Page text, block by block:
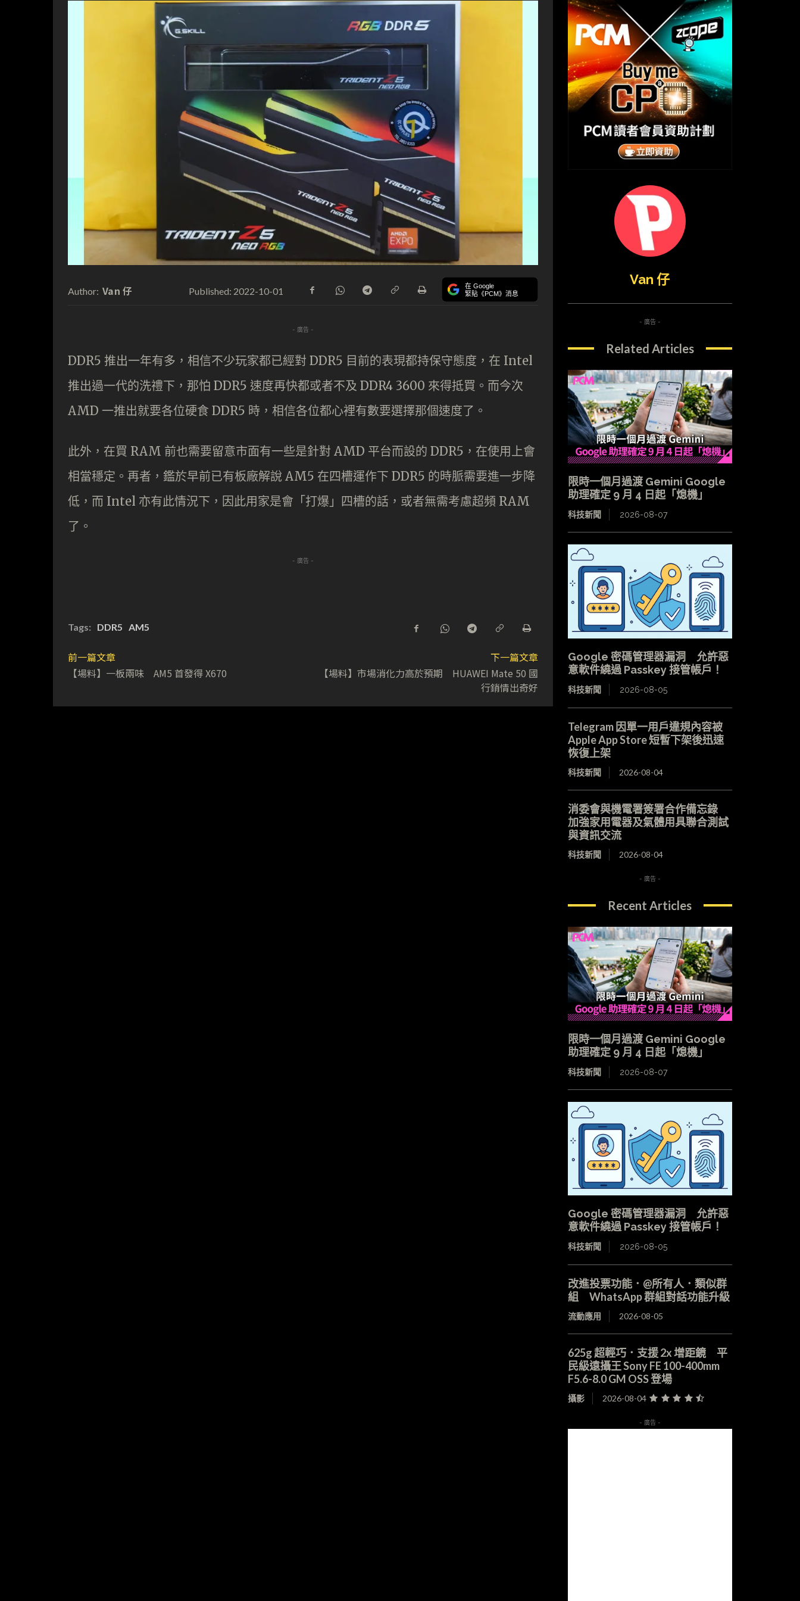
Author: Van 仔 Published: 2022-10-01 在 Google
緊貼《PCM》消息
- 廣告 -
DDR5 推出一年有多，相信不少玩家都已經對 DDR5 目前的表現都持保守態度，在 Intel
推出過一代的洗禮下，那怕 DDR5 速度再快都或者不及 DDR4 3600 來得抵買。而今次
AMD 一推出就要各位硬食 DDR5 時，相信各位都心裡有數要選擇那個速度了。
此外，在買 RAM 前也需要留意市面有一些是針對 AMD 平台而設的 DDR5，在使用上會
相當穩定。再者，鑑於早前已有板廠解說 AM5 在四槽運作下 DDR5 的時脈需要進一步降
低，而 Intel 亦有此情況下，因此用家是會「打爆」四槽的話，或者無需考慮超頻 RAM
了。
- 廣告 -
Tags: DDR5 AM5
前一篇文章
【場料】一板兩味 AM5 首發得 X670
下一篇文章
【場料】市場消化力高於預期 HUAWEI Mate 50 國
行銷情出奇好
Van 仔
- 廣告 -
Related Articles
限時一個月過渡 Gemini Google
助理確定 9 月 4 日起「熄機」
科技新聞 2026-08-07
Google 密碼管理器漏洞 允許惡
意軟件繞過 Passkey 接管帳戶！
科技新聞 2026-08-05
Telegram 因單一用戶違規內容被
Apple App Store 短暫下架後迅速
恢復上架
科技新聞 2026-08-04
消委會與機電署簽署合作備忘錄
加強家用電器及氣體用具聯合測試
與資訊交流
科技新聞 2026-08-04
- 廣告 -
Recent Articles
限時一個月過渡 Gemini Google
助理確定 9 月 4 日起「熄機」
科技新聞 2026-08-07
Google 密碼管理器漏洞 允許惡
意軟件繞過 Passkey 接管帳戶！
科技新聞 2026-08-05
改進投票功能．@所有人．類似群
組 WhatsApp 群組對話功能升級
流動應用 2026-08-05
625g 超輕巧．支援 2x 增距鏡 平
民級遠攝王 Sony FE 100-400mm
F5.6-8.0 GM OSS 登場
攝影 2026-08-04
- 廣告 -